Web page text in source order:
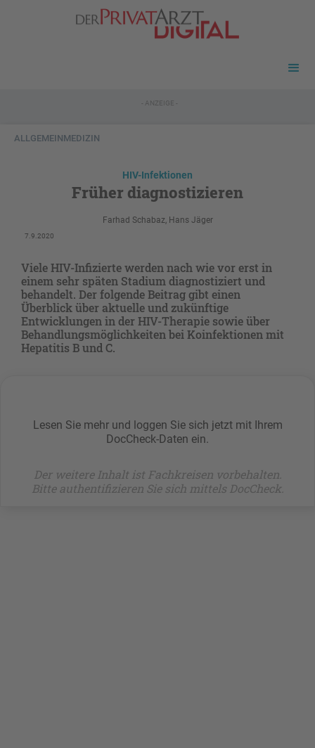
- ANZEIGE -
ALLGEMEINMEDIZIN
HIV-Infektionen
Früher diagnostizieren
Farhad Schabaz, Hans Jäger
7.9.2020
Viele HIV-Infizierte werden nach wie vor erst in
einem sehr späten Stadium diagnostiziert und
behandelt. Der folgende Beitrag gibt einen
Überblick über aktuelle und zukünftige
Entwicklungen in der HIV-Therapie sowie über
Behandlungsmöglichkeiten bei Koinfektionen mit
Hepatitis B und C.
Lesen Sie mehr und loggen Sie sich jetzt mit Ihrem
DocCheck-Daten ein.
Der weitere Inhalt ist Fachkreisen vorbehalten.
Bitte authentifizieren Sie sich mittels DocCheck.